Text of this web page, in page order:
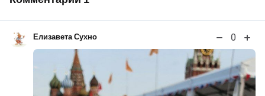
Елизавета Сухно 0